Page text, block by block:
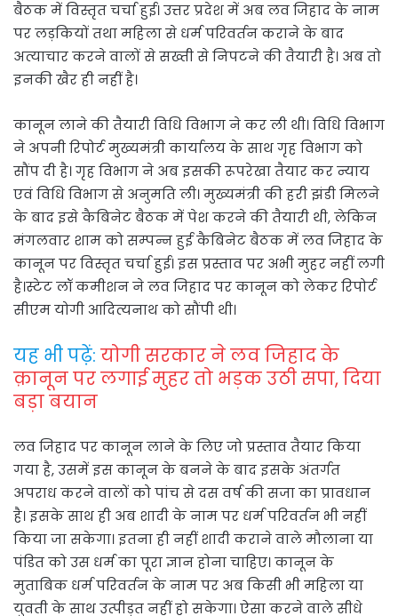
बैठक में विस्तृत चर्चा हुई। उत्तर प्रदेश में अब लव जिहाद के नाम
पर लड़कियों तथा महिला से धर्म परिवर्तन कराने के बाद
अत्याचार करने वालों से सख्ती से निपटने की तैयारी है। अब तो
इनकी खैर ही नहीं है।
कानून लाने की तैयारी विधि विभाग ने कर ली थी। विधि विभाग
ने अपनी रिपोर्ट मुख्यमंत्री कार्यालय के साथ गृह विभाग को
सौंप दी है। गृह विभाग ने अब इसकी रूपरेखा तैयार कर न्याय
एवं विधि विभाग से अनुमति ली। मुख्यमंत्री की हरी झंडी मिलने
के बाद इसे कैबिनेट बैठक में पेश करने की तैयारी थी, लेकिन
मंगलवार शाम को सम्पन्न हुई कैबिनेट बैठक में लव जिहाद के
कानून पर विस्तृत चर्चा हुई। इस प्रस्ताव पर अभी मुहर नहीं लगी
है।स्टेट लॉ कमीशन ने लव जिहाद पर कानून को लेकर रिपोर्ट
सीएम योगी आदित्यनाथ को सौंपी थी।
यह भी पढ़ें: योगी सरकार ने लव जिहाद के
क़ानून पर लगाई मुहर तो भड़क उठी सपा, दिया
बड़ा बयान
लव जिहाद पर कानून लाने के लिए जो प्रस्ताव तैयार किया
गया है, उसमें इस कानून के बनने के बाद इसके अंतर्गत
अपराध करने वालों को पांच से दस वर्ष की सजा का प्रावधान
है। इसके साथ ही अब शादी के नाम पर धर्म परिवर्तन भी नहीं
किया जा सकेगा। इतना ही नहीं शादी कराने वाले मौलाना या
पंडित को उस धर्म का पूरा ज्ञान होना चाहिए। कानून के
मुताबिक धर्म परिवर्तन के नाम पर अब किसी भी महिला या
युवती के साथ उत्पीड़त नहीं हो सकेगा। ऐसा करने वाले सीधे